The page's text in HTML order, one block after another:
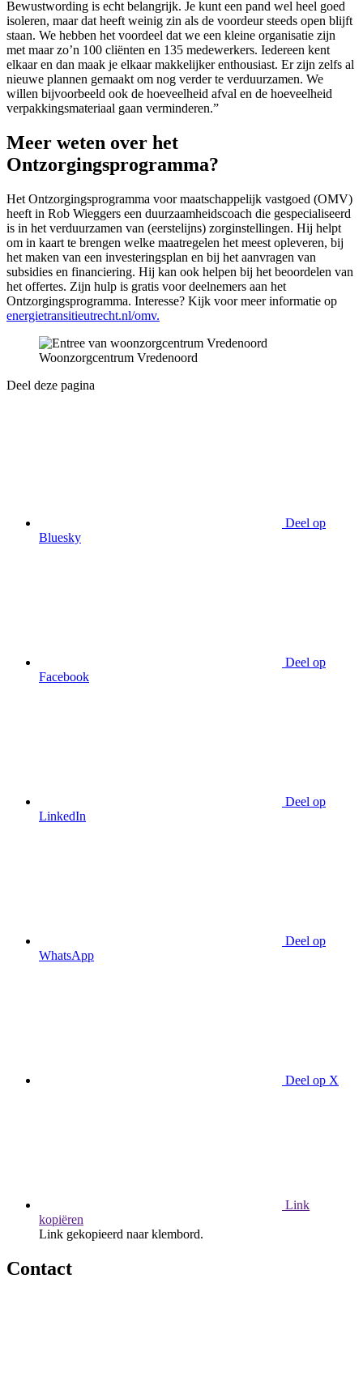
Bewustwording is echt belangrijk. Je kunt een pand wel heel goed
isoleren, maar dat heeft weinig zin als de voordeur steeds open blijft
staan. We hebben het voordeel dat we een kleine organisatie zijn
met maar zo’n 100 cliënten en 135 medewerkers. Iedereen kent
elkaar en dan maak je elkaar makkelijker enthousiast. Er zijn zelfs al
nieuwe plannen gemaakt om nog verder te verduurzamen. We
willen bijvoorbeeld ook de hoeveelheid afval en de hoeveelheid
verpakkingsmateriaal gaan verminderen.”
Meer weten over het
Ontzorgingsprogramma?
Het Ontzorgingsprogramma voor maatschappelijk vastgoed (OMV)
heeft in Rob Wieggers een duurzaamheidscoach die gespecialiseerd
is in het verduurzamen van (eerstelijns) zorginstellingen. Hij helpt
om in kaart te brengen welke maatregelen het meest opleveren, bij
het maken van een investeringsplan en bij het aanvragen van
subsidies en financiering. Hij kan ook helpen bij het beoordelen van
het offertes. Zijn hulp is gratis voor deelnemers aan het
Ontzorgingsprogramma. Interesse? Kijk voor meer informatie op
energietransitieutrecht.nl/omv.
Woonzorgcentrum Vredenoord
Deel deze pagina
Deel op
Bluesky
Deel op
Facebook
Deel op
LinkedIn
Deel op
WhatsApp
Deel op X
Link
kopiëren
Link gekopieerd naar klembord.
Contact